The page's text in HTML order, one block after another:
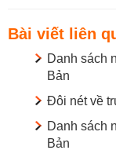
Bài viết liên
Danh sách
Bản
Đôi nét về
Danh sách
Bản